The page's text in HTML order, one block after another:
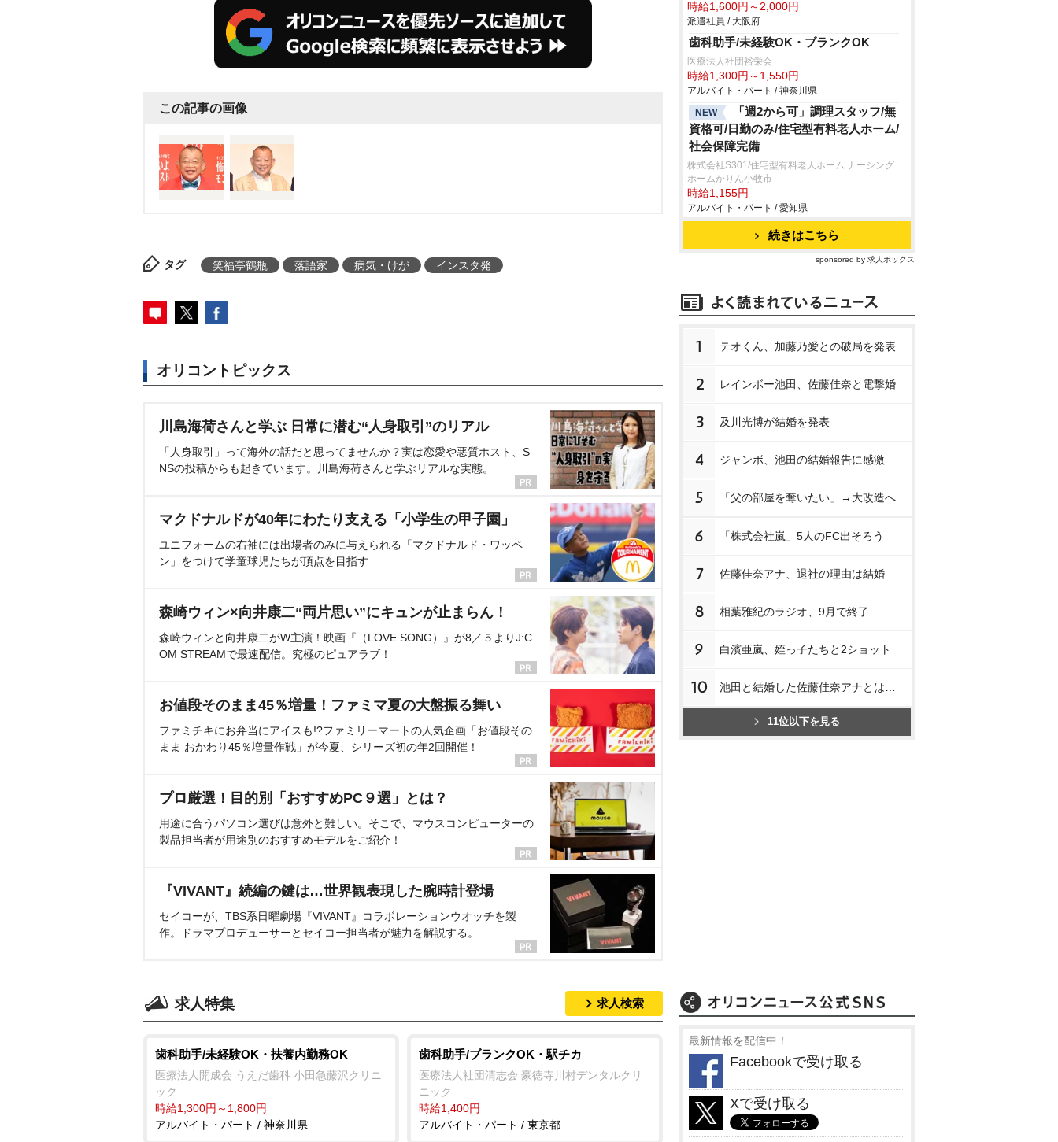
この記事の画像
タグ 笑福亭鶴瓶 落語家 病気・けが インスタ発
オリコントピックス
川島海荷さんと学ぶ 日常に潜む“人身取引”のリアル
「人身取引」って海外の話だと思ってませんか？実は恋愛や悪質ホスト、S
NSの投稿からも起きています。川島海荷さんと学ぶリアルな実態。
マクドナルドが40年にわたり支える「小学生の甲子園」
ユニフォームの右袖には出場者のみに与えられる「マクドナルド・ワッペ
ン」をつけて学童球児たちが頂点を目指す
森崎ウィン×向井康二“両片思い”にキュンが止まらん！
森崎ウィンと向井康二がW主演！映画『（LOVE SONG）』が8／５よりJ:C
OM STREAMで最速配信。究極のピュアラブ！
お値段そのまま45％増量！ファミマ夏の大盤振る舞い
ファミチキにお弁当にアイスも!?ファミリーマートの人気企画「お値段その
まま おかわり45％増量作戦」が今夏、シリーズ初の年2回開催！
プロ厳選！目的別「おすすめPC９選」とは？
用途に合うパソコン選びは意外と難しい。そこで、マウスコンピューターの
製品担当者が用途別のおすすめモデルをご紹介！
『VIVANT』続編の鍵は…世界観表現した腕時計登場
セイコーが、TBS系日曜劇場『VIVANT』コラボレーションウオッチを製
作。ドラマプロデューサーとセイコー担当者が魅力を解説する。
求人特集 求人検索
歯科助手/未経験OK・扶養内勤務OK
医療法人開成会 うえだ歯科 小田急藤沢クリニ
ック
時給1,300円～1,800円
アルバイト・パート / 神奈川県
歯科助手/ブランクOK・駅チカ
医療法人社団清志会 豪徳寺川村デンタルクリ
ニック
時給1,400円
アルバイト・パート / 東京都
時給1,600円～2,000円
派遣社員 / 大阪府
歯科助手/未経験OK・ブランクOK
医療法人社団裕栄会
時給1,300円～1,550円
アルバイト・パート / 神奈川県
NEW
「週2から可」調理スタッフ/無
資格可/日勤のみ/住宅型有料老人ホーム/
社会保障完備
株式会社S301/住宅型有料老人ホーム ナーシング
ホームかりん小牧市
時給1,155円
アルバイト・パート / 愛知県
続きはこちら
sponsored by 求人ボックス
1 テオくん、加藤乃愛との破局を発表
2 レインボー池田、佐藤佳奈と電撃婚
3 及川光博が結婚を発表
4 ジャンボ、池田の結婚報告に感激
5 「父の部屋を奪いたい」→大改造へ
6 「株式会社嵐」5人のFC出そろう
7 佐藤佳奈アナ、退社の理由は結婚
8 相葉雅紀のラジオ、9月で終了
9 白濱亜嵐、姪っ子たちと2ショット
10 池田と結婚した佐藤佳奈アナとは…
11位以下を見る
最新情報を配信中！
Facebookで受け取る
Xで受け取る